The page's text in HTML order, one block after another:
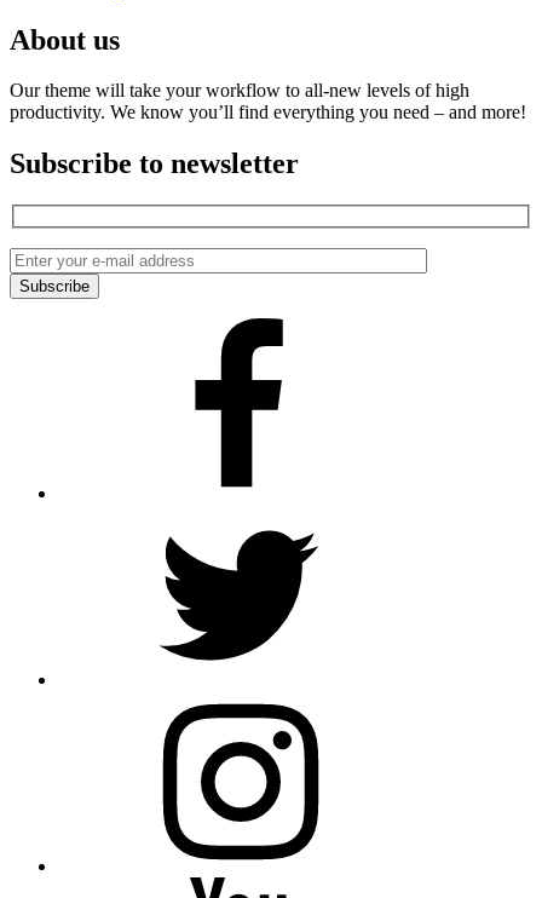
About us
Our theme will take your workflow to all-new levels of high
productivity. We know you’ll find everything you need – and more!
Subscribe to newsletter